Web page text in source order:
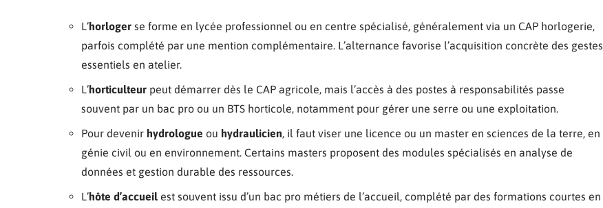
L’horloger se forme en lycée professionnel ou en centre spécialisé, généralement via un CAP horlogerie,
parfois complété par une mention complémentaire. L’alternance favorise l’acquisition concrète des gestes
essentiels en atelier.
L’horticulteur peut démarrer dès le CAP agricole, mais l’accès à des postes à responsabilités passe
souvent par un bac pro ou un BTS horticole, notamment pour gérer une serre ou une exploitation.
Pour devenir hydrologue ou hydraulicien , il faut viser une licence ou un master en sciences de la terre, en
génie civil ou en environnement. Certains masters proposent des modules spécialisés en analyse de
données et gestion durable des ressources.
L’hôte d’accueil est souvent issu d’un bac pro métiers de l’accueil, complété par des formations courtes en